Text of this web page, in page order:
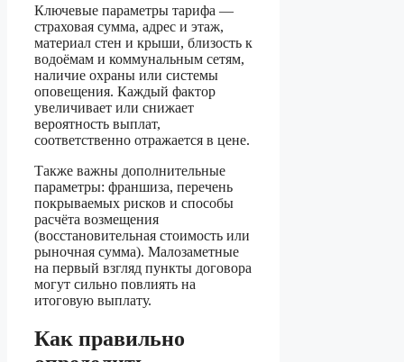
Ключевые параметры тарифа —
страховая сумма, адрес и этаж,
материал стен и крыши, близость к
водоёмам и коммунальным сетям,
наличие охраны или системы
оповещения. Каждый фактор
увеличивает или снижает
вероятность выплат,
соответственно отражается в цене.
Также важны дополнительные
параметры: франшиза, перечень
покрываемых рисков и способы
расчёта возмещения
(восстановительная стоимость или
рыночная сумма). Малозаметные
на первый взгляд пункты договора
могут сильно повлиять на
итоговую выплату.
Как правильно